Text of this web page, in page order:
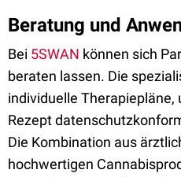
Beratung und
Bei 5SWAN können sich
beraten lassen. Die
individuelle
Rezept
Die Kombination aus
hochwertigen